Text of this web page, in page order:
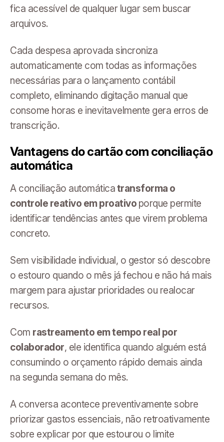
fica acessível de qualquer lugar sem buscar
arquivos.
Cada despesa aprovada sincroniza
automaticamente com todas as informações
necessárias para o lançamento contábil
completo, eliminando digitação manual que
consome horas e inevitavelmente gera erros de
transcrição.
Vantagens do cartão com conciliação
automática
A conciliação automáticatransforma o
controle reativo em proativo porque permite
identificar tendências antes que virem problema
concreto.
Sem visibilidade individual, o gestor só descobre
o estouro quando o mês já fechou e não há mais
margem para ajustar prioridades ou realocar
recursos.
Com rastreamento em tempo real por
colaborador, ele identifica quando alguém está
consumindo o orçamento rápido demais ainda
na segunda semana do mês.
A conversa acontece preventivamente sobre
priorizar gastos essenciais, não retroativamente
sobre explicar por que estourou o limite